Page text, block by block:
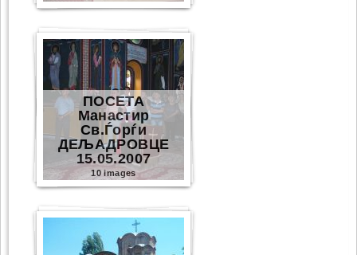
ПОСЕТА
Манастир
Св.Ѓорѓи
ДЕЉАДРОВЦЕ
15.05.2007
10 images